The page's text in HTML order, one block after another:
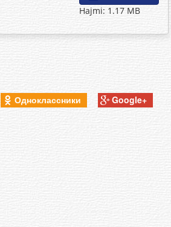
Hajmi: 1.17 MB
Одноклассники Google+